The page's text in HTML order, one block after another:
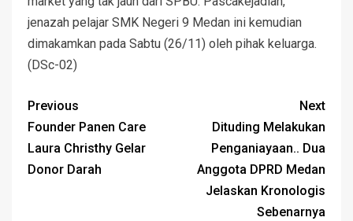
jenazah pelajar SMK Negeri 9 Medan ini kemudian
dimakamkan pada Sabtu (26/11) oleh pihak keluarga.
(DSc-02)
Previous
Founder Panen Care
Laura Christhy Gelar
Donor Darah
Next
Dituding Melakukan
Penganiayaan.. Dua
Anggota DPRD Medan
Jelaskan Kronologis
Sebenarnya